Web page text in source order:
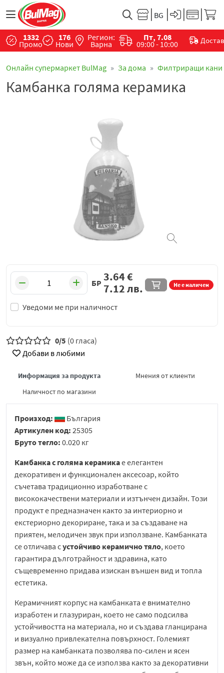
1332
Промо
176
Нови
Регион:
Варна
Пт, 7.08
09:00 - 10:00
Онлайн супермаркет BulMag За дома Филтриращи кани
Камбанка голяма керамика
БР Не е наличен
Уведоми ме при наличност
3.64€
7.12лв.
0/5 (0 гласа)
Добави в любими
Информация за продукта
Мнения от клиенти
Наличност по магазини
Произход:
България
Артикулен код: 25305
Бруто тегло: 0.020 кг
Камбанка с голяма керамикае елегантен
декоративен и функционален аксесоар, който
съчетава традиционно изработване с
висококачествени материали и изтънчен дизайн. Този
продукт е предназначен както за интериорно и
екстериорно декориране, така и за създаване на
приятен, мелодичен звук при използване. Камбанката
се отличава сустойчиво керамично тяло, което
гарантира дълготрайност и здравина, като
същевременно придава изискан външен вид и топла
естетика.
Керамичният корпус на камбанката е внимателно
изработен и глазуриран, което не само подсилва
устойчивостта на материала, но и създава гланцирана
и визуално привлекателна повърхност. Големият
размер на камбанката позволява по-силен и ясен
звън, който може да се използва както за декоративни